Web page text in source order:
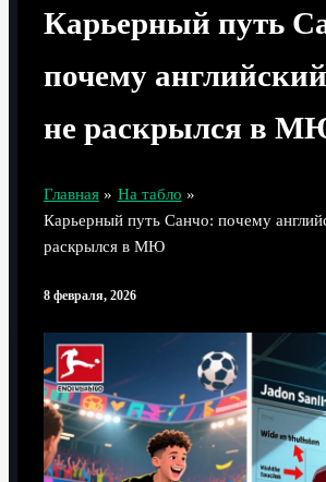
Карьерный путь
почему
не раскрылся в
Главная
На табло
Карьерный путь Санчо: почему
раскрылся в МЮ
8 февраля, 2026